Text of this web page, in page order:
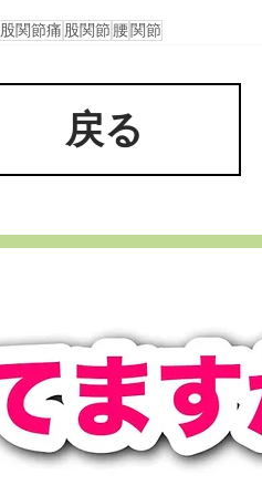
股関節痛 股関節 腰関節
戻る